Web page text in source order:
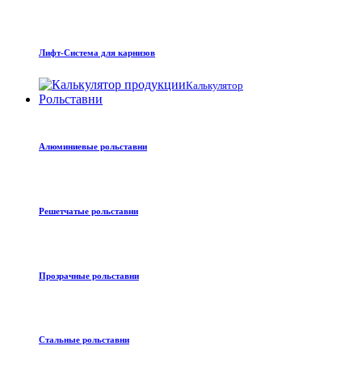
Лифт-Система для карнизов
Калькулятор
Рольставни
Алюминиевые рольставни
Решетчатые рольставни
Прозрачные рольставни
Стальные рольставни